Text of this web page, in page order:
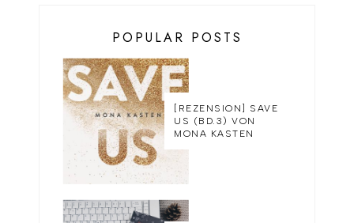
POPULAR POSTS
[REZENSION] SAVE
US (BD.3) VON
MONA KASTEN